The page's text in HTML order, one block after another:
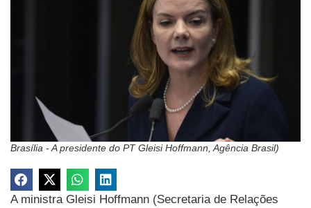
Brasília - A presidente do PT Gleisi Hoffmann, Agência Brasil)
A ministra Gleisi Hoffmann (Secretaria de Relações